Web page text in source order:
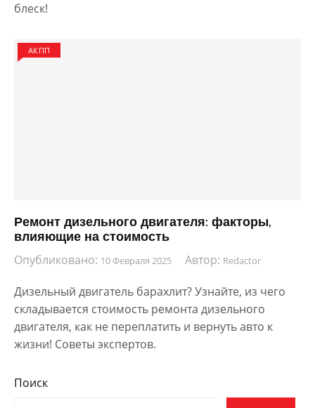
блеск!
АКПП
Ремонт дизельного двигателя: факторы,
влияющие на стоимость
Опубликовано: 10 Февраля 2025 Автор: Redactor
Дизельный двигатель барахлит? Узнайте, из чего
складывается стоимость ремонта дизельного
двигателя, как не переплатить и вернуть авто к
жизни! Советы экспертов.
Поиск